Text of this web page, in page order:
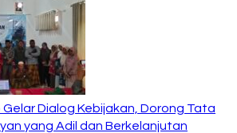
Gelar Dialog Kebijakan, Dorong Tata
yang Adil dan Berkelanjutan